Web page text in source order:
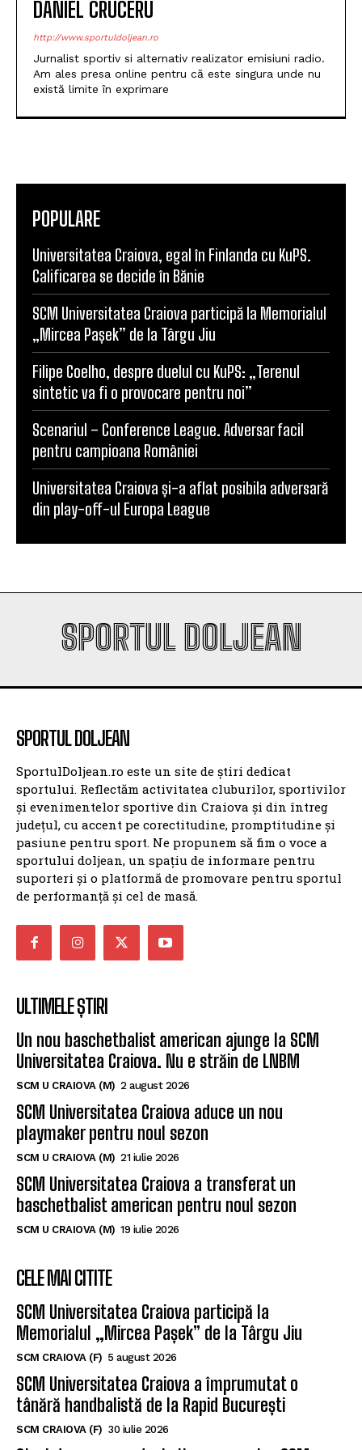
DANIEL CRUCERU
http://www.sportuldoljean.ro
Jurnalist sportiv si alternativ realizator emisiuni radio.
Am ales presa online pentru că este singura unde nu
există limite în exprimare
POPULARE
Universitatea Craiova, egal în Finlanda cu KuPS.
Calificarea se decide în Bănie
SCM Universitatea Craiova participă la Memorialul
„Mircea Pașek” de la Târgu Jiu
Filipe Coelho, despre duelul cu KuPS: „Terenul
sintetic va fi o provocare pentru noi”
Scenariul – Conference League. Adversar facil
pentru campioana României
Universitatea Craiova și-a aflat posibila adversară
din play-off-ul Europa League
SPORTUL DOLJEAN
SPORTUL DOLJEAN
SportulDoljean.ro este un site de știri dedicat
sportului. Reflectăm activitatea cluburilor, sportivilor
și evenimentelor sportive din Craiova și din întreg
județul, cu accent pe corectitudine, promptitudine și
pasiune pentru sport. Ne propunem să fim o voce a
sportului doljean, un spațiu de informare pentru
suporteri și o platformă de promovare pentru sportul
de performanță și cel de masă.
ULTIMELE ȘTIRI
Un nou baschetbalist american ajunge la SCM
Universitatea Craiova. Nu e străin de LNBM
SCM U CRAIOVA (M) 2 august 2026
SCM Universitatea Craiova aduce un nou
playmaker pentru noul sezon
SCM U CRAIOVA (M) 21 iulie 2026
SCM Universitatea Craiova a transferat un
baschetbalist american pentru noul sezon
SCM U CRAIOVA (M) 19 iulie 2026
CELE MAI CITITE
SCM Universitatea Craiova participă la
Memorialul „Mircea Pașek” de la Târgu Jiu
SCM CRAIOVA (F) 5 august 2026
SCM Universitatea Craiova a împrumutat o
tânără handbalistă de la Rapid București
SCM CRAIOVA (F) 30 iulie 2026